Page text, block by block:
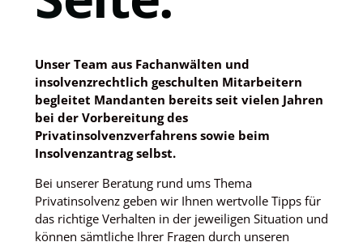
Unser Team aus Fachanwälten und
insolvenzrechtlich geschulten Mitarbeitern
begleitet Mandanten bereits seit vielen Jahren
bei der Vorbereitung des
Privatinsolvenzverfahrens sowie beim
Insolvenzantrag selbst.
Bei unserer Beratung rund ums Thema
Privatinsolvenz geben wir Ihnen wertvolle Tipps für
das richtige Verhalten in der jeweiligen Situation und
können sämtliche Ihrer Fragen durch unseren
Notwendig
sind nicht
optional. Sie
werden
benötigt,
damit die
Website
funktioniert.
Statistiken
Damit wir die